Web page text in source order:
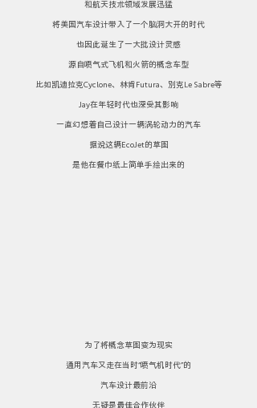
和航天技术领域发展迅猛
将美国汽车设计带入了一个脑洞大开的时代
也因此诞生了一大批设计灵感
源自喷气式飞机和火箭的概念车型
比如凯迪拉克Cyclone、林肯Futura、别克Le Sabre等
Jay在年轻时代也深受其影响
一直幻想着自己设计一辆涡轮动力的汽车
据说这辆EcoJet的草图
是他在餐巾纸上简单手绘出来的
为了将概念草图变为现实
通用汽车又走在当时“喷气机时代”的
汽车设计最前沿
无疑是最佳合作伙伴